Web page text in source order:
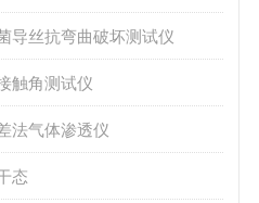
导丝抗弯曲破坏测试仪
触角测试仪
法气体渗透仪
态